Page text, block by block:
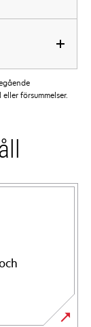
försummelser.